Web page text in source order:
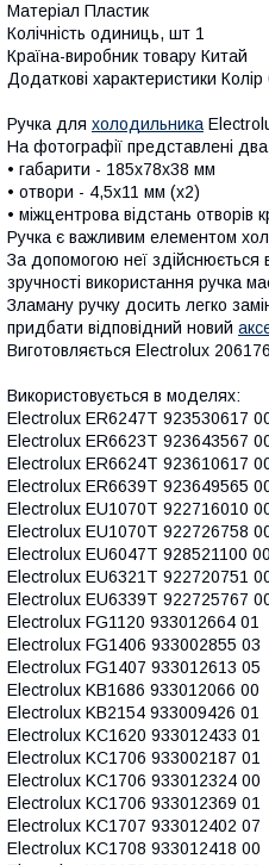
Матеріал Пластик
Колічність одиниць, шт 1
Країна-виробник товару Китай
Додаткові характеристики Колір
Ручка для холодильника
На фотографії представлені два
• габарити - 185х78х38 мм
• отвори - 4,5х11 мм (х2)
• міжцентрова відстань отворів
Ручка є важливим елементом
За допомогою неї здійснюється
зручності використання ручка
Зламану ручку досить легко
придбати відповідний новий
Виготовляється Electrolux
Використовується в моделях:
Electrolux ER6247T 923530617
Electrolux ER6623T 923643567
Electrolux ER6624T 923610617
Electrolux ER6639T 923649565
Electrolux EU1070T 922716010
Electrolux EU1070T 922726758
Electrolux EU6047T 928521100 00
Electrolux EU6321T 922720751
Electrolux EU6339T 922725767
Electrolux FG1120 933012664 01
Electrolux FG1406 933002855 03
Electrolux FG1407 933012613 05
Electrolux KB1686 933012066 00
Electrolux KB2154 933009426 01
Electrolux KC1620 933012433 01
Electrolux KC1706 933002187 01
Electrolux KC1706 933012324 00
Electrolux KC1706 933012369 01
Electrolux KC1707 933012402 07
Electrolux KC1708 933012418 00